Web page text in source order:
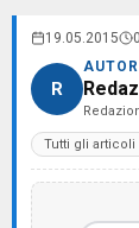
19.05.2015
R
Tutti gli